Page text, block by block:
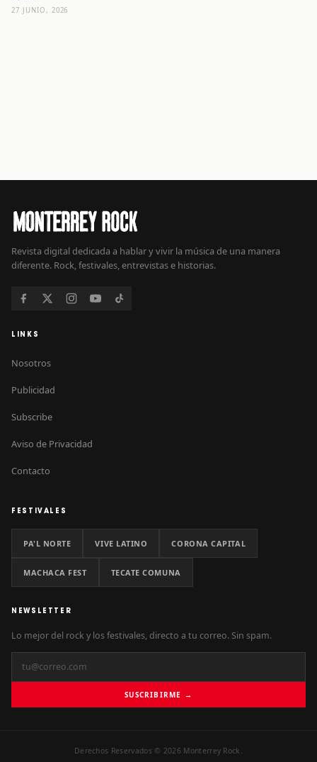
27 JUNIO, 2026
Revista digital dedicada a hablar y vivir la música de una manera
diferente. Rock, festivales, entrevistas e historias.
LINKS
Nosotros
Publicidad
Subscribe
Aviso de Privacidad
Contacto
FESTIVALES
PA'L NORTE VIVE LATINO CORONA CAPITAL
MACHACA FEST TECATE COMUNA
NEWSLETTER
Lo mejor del rock y los festivales, directo a tu correo. Sin spam.
SUSCRIBIRME →
Derechos Reservados © 2026 Monterrey Rock.